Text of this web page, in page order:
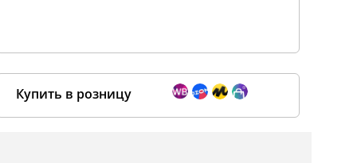
Купить в розницу